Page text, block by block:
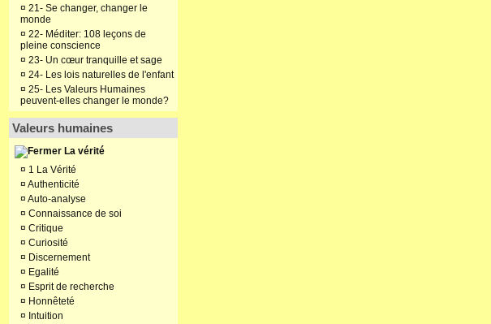
¤ 21- Se changer, changer le
monde
¤ 22- Méditer: 108 leçons de
pleine conscience
¤ 23- Un cœur tranquille et sage
¤ 24- Les lois naturelles de l'enfant
¤ 25- Les Valeurs Humaines
peuvent-elles changer le monde?
Valeurs humaines
La vérité
¤ 1 La Vérité
¤ Authenticité
¤ Auto-analyse
¤ Connaissance de soi
¤ Critique
¤ Curiosité
¤ Discernement
¤ Egalité
¤ Esprit de recherche
¤ Honnêteté
¤ Intuition